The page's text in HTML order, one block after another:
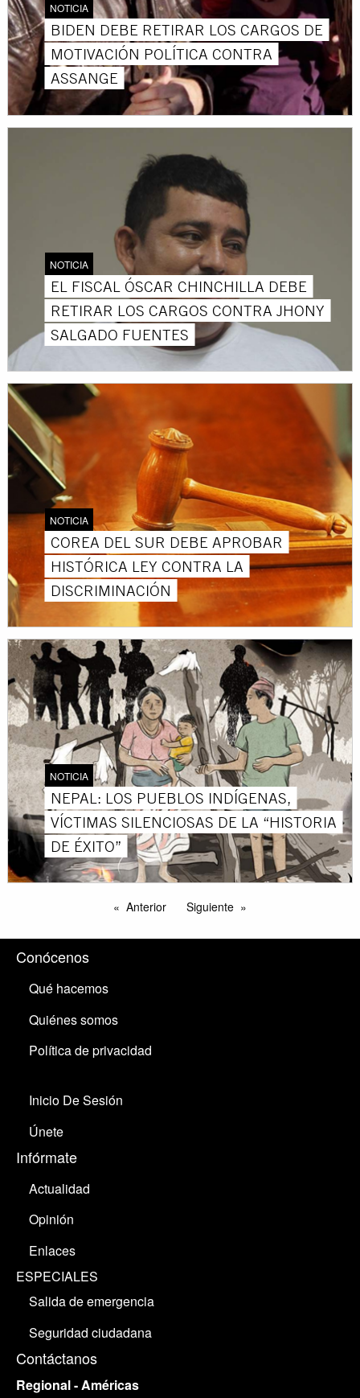
NOTICIA
BIDEN DEBE RETIRAR LOS CARGOS DE
MOTIVACIÓN POLÍTICA CONTRA
ASSANGE
NOTICIA
EL FISCAL ÓSCAR CHINCHILLA DEBE
RETIRAR LOS CARGOS CONTRA JHONY
SALGADO FUENTES
NOTICIA
COREA DEL SUR DEBE APROBAR
HISTÓRICA LEY CONTRA LA
DISCRIMINACIÓN
NOTICIA
NEPAL: LOS PUEBLOS INDÍGENAS,
VÍCTIMAS SILENCIOSAS DE LA “HISTORIA
DE ÉXITO”
Anterior Siguiente
Conócenos
Qué hacemos
Quiénes somos
Política de privacidad
Inicio De Sesión
Únete
Infórmate
Actualidad
Opinión
Enlaces
ESPECIALES
Salida de emergencia
Seguridad ciudadana
Contáctanos
Regional - Américas